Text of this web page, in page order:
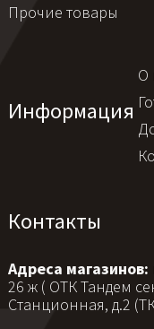
Прочие товары
Информация
О
Контакты
Адреса магазинов:
26 ж ( ОТК Тандем
Станционная, д.2